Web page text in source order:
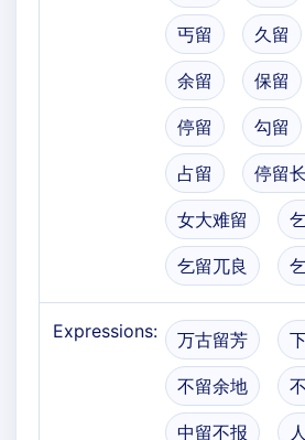
丐留 久留
余留 保留
停留 勾留
占留 停留
女大难留
乞留兀良
Expressions: 万古留芳
不留余地
中留不报